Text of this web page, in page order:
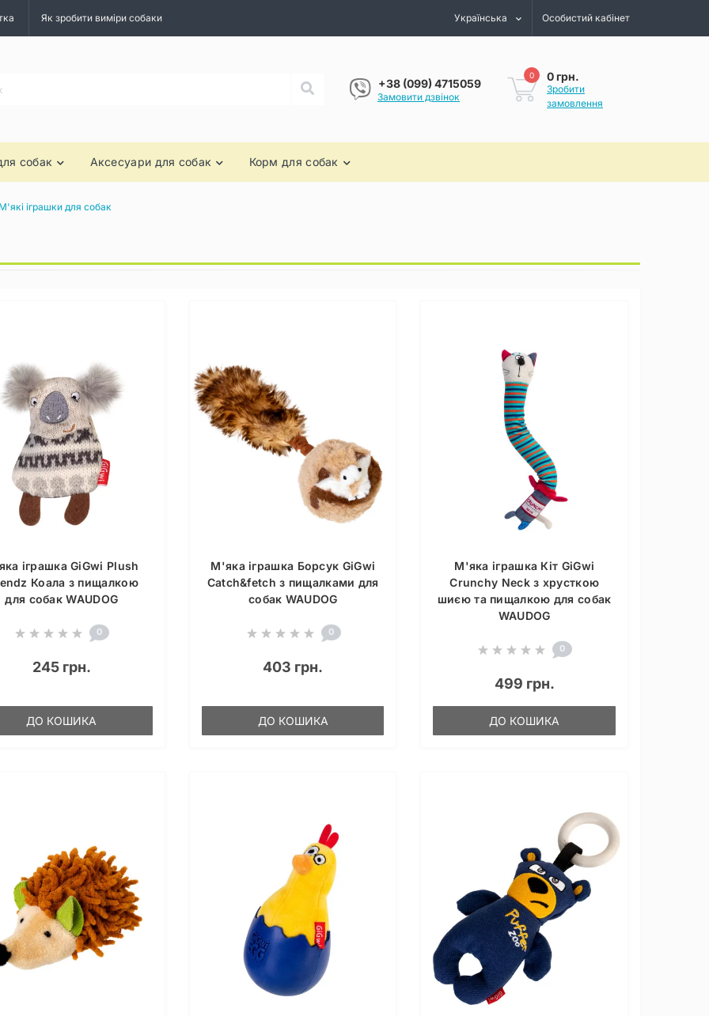
Як зробити виміри собаки Українська Особистий кабінет
+38 (099) 4715059
Замовити дзвінок
0 0 грн.
Зробити
замовлення
собак Аксесуари для собак Корм для собак
іграшки для собак
іграшка GiGwi Plush
Коала з пищалкою
для собак WAUDOG
0
245 грн.
ДО КОШИКА
М'яка іграшка Борсук GiGwi
Catch&fetch з пищалками для
собак WAUDOG
0
403 грн.
ДО КОШИКА
М'яка іграшка Кіт GiGwi
Crunchy Neck з хрусткою
шиєю та пищалкою для собак
WAUDOG
0
499 грн.
ДО КОШИКА